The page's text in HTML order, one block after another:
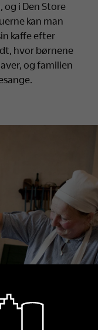
i Den Store
kan man
kaffe efter
hvor børnene
og familien